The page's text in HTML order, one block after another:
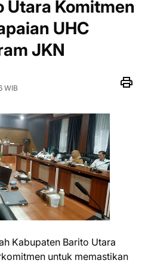
Utara Komitmen
UHC
JKN
WIB
Kabupaten Barito Utara
untuk memastikan